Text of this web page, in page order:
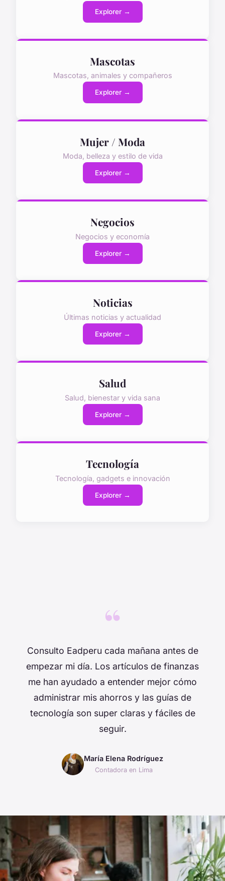
Explorer →
Mascotas
Mascotas, animales y compañeros
Explorer →
Mujer / Moda
Moda, belleza y estilo de vida
Explorer →
Negocios
Negocios y economía
Explorer →
Noticias
Últimas noticias y actualidad
Explorer →
Salud
Salud, bienestar y vida sana
Explorer →
Tecnología
Tecnología, gadgets e innovación
Explorer →
“
Consulto Eadperu cada mañana antes de
empezar mi día. Los artículos de finanzas
me han ayudado a entender mejor cómo
administrar mis ahorros y las guías de
tecnología son super claras y fáciles de
seguir.
María Elena Rodríguez
Contadora en Lima